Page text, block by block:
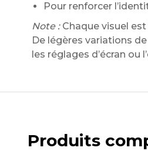
Pour renforcer
Note :Chaque visuel
De légères variations
les réglages d’écran ou
Produits